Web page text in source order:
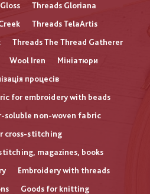
Threads Gloriana
Threads TelaArtis
Threads The Thread Gatherer
Wool Iren
Мініатюри
процесів
for embroidery with beads
soluble non-woven fabric
cross-stitching
magazines, books
Embroidery with threads
Goods for knitting